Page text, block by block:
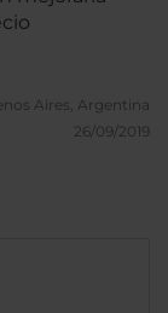
Aires, Argentina
26/09/2019